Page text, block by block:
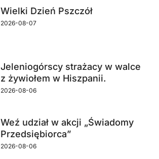
Wielki Dzień Pszczół
2026-08-07
Jeleniogórscy strażacy w walce
z żywiołem w Hiszpanii.
2026-08-06
Weź udział w akcji „Świadomy
Przedsiębiorca”
2026-08-06